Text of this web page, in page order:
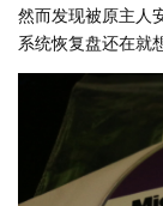
然而发现被原主人
系统恢复盘还在就